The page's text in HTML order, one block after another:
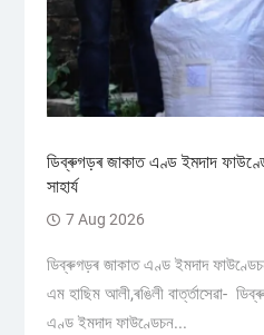
ডিব্ৰুগড়ৰ জাকাত এণ্ড ইমদাদ
সাহাৰ্য
7 Aug 2026
ডিব্ৰুগড়ৰ জাকাত এণ্ড ইমদাদ ফাউণ্ডেচন
এম হাছিম আলী,ৰঙিলী বাৰ্ত্তাসেৱা-
এণ্ড ইমদাদ ফাউণ্ডেচন...